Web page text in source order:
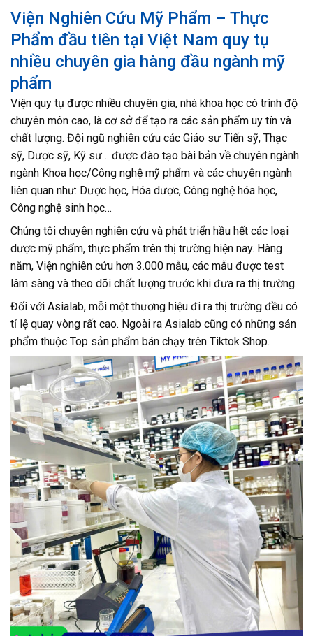
Viện Nghiên Cứu Mỹ Phẩm – Thực
Phẩm đầu tiên tại Việt Nam quy tụ
nhiều chuyên gia hàng đầu ngành mỹ
phẩm
Viện quy tụ được nhiều chuyên gia, nhà khoa học có trình độ
chuyên môn cao, là cơ sở để tạo ra các sản phẩm uy tín và
chất lượng. Đội ngũ nghiên cứu các Giáo sư Tiến sỹ, Thạc
sỹ, Dược sỹ, Kỹ sư… được đào tạo bài bản về chuyên ngành
ngành Khoa học/Công nghệ mỹ phẩm và các chuyên ngành
liên quan như: Dược học, Hóa dược, Công nghệ hóa học,
Công nghệ sinh học…
Chúng tôi chuyên nghiên cứu và phát triển hầu hết các loại
dược mỹ phẩm, thực phẩm trên thị trường hiện nay. Hàng
năm, Viện nghiên cứu hơn 3.000 mẫu, các mẫu được test
lâm sàng và theo dõi chất lượng trước khi đưa ra thị trường.
Đối với Asialab, mỗi một thương hiệu đi ra thị trường đều có
tỉ lệ quay vòng rất cao. Ngoài ra Asialab cũng có những sản
phẩm thuộc Top sản phẩm bán chạy trên Tiktok Shop.